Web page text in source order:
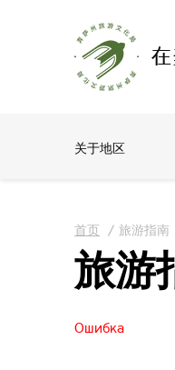
关于地区
首页 / 旅游指南
旅游
Ошибка